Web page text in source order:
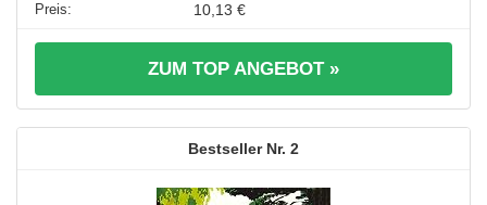
10,13 €
ZUM TOP ANGEBOT »
2